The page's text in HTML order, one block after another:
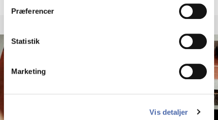
Præferencer
Statistik
Marketing
Vis detaljer